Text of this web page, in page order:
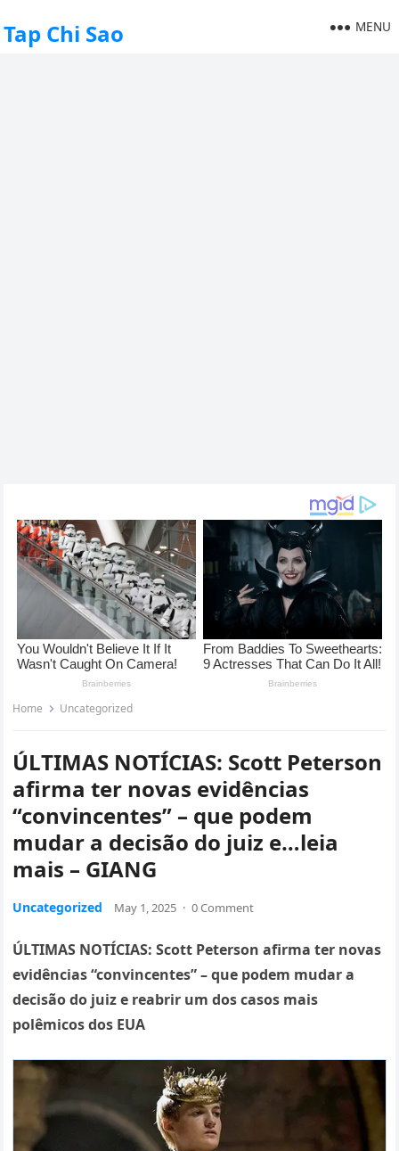
Tap Chi Sao MENU
Home Uncategorized
ÚLTIMAS NOTÍCIAS: Scott Peterson
afirma ter novas evidências
“convincentes” – que podem
mudar a decisão do juiz e…leia
mais – GIANG
Uncategorized May 1, 2025 · 0 Comment
ÚLTIMAS NOTÍCIAS: Scott Peterson afirma ter novas
evidências “convincentes” – que podem mudar a
decisão do juiz e reabrir um dos casos mais
polêmicos dos EUA